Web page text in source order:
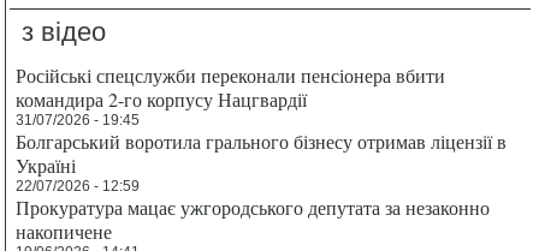
з відео
Російські спецслужби переконали пенсіонера вбити
командира 2-го корпусу Нацгвардії
31/07/2026 - 19:45
Болгарський воротила грального бізнесу отримав ліцензії в
Україні
22/07/2026 - 12:59
Прокуратура мацає ужгородського депутата за незаконно
накопичене